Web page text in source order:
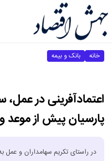
خانه بانک و بیمه
اعتمادآفرینی در
پارسیان پیش از موعد
در راستای تکریم سهامداران و عمل